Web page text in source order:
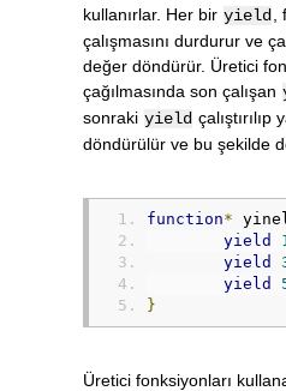
kullanırlar. Her bir yield
çalışmasını durdurur ve
değer döndürür. Üretici
çağılmasında son çalışan
sonraki yield
döndürülür ve bu şekilde
function*
yield
1
yield
yield
}
Üretici fonksiyonları